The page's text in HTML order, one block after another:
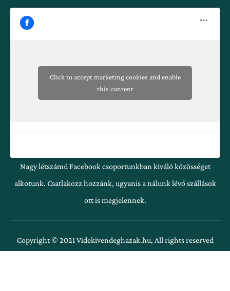
Click to accept marketing cookies and enable
this content
Nagy létszámú Facebook csoportunkban kiváló közösséget
alkotunk. Csatlakozz hozzánk, ugyanis a nálunk lévő szállások
ott is megjelennek.
Copyright © 2021 Videkivendeghazak.hu, All rights reserved